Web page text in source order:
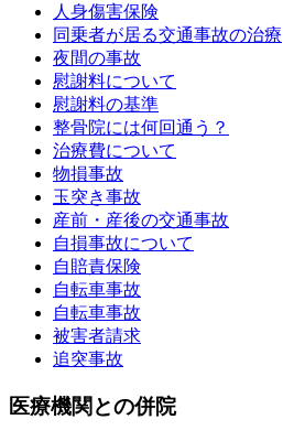
人身傷害保険
同乗者が居る交通事故の治療
夜間の事故
慰謝料について
慰謝料の基準
整骨院には何回通う？
治療費について
物損事故
玉突き事故
産前・産後の交通事故
自損事故について
自賠責保険
自転車事故
自転車事故
被害者請求
追突事故
医療機関との併院